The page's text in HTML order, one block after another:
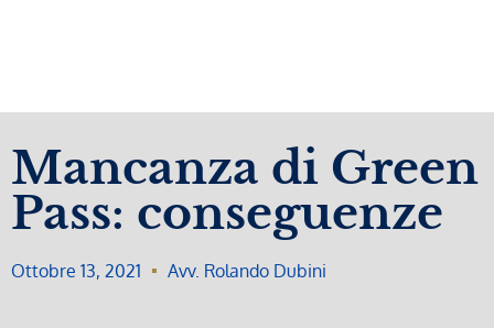
Mancanza di Green
Pass: conseguenze
Ottobre 13, 2021 Avv. Rolando Dubini